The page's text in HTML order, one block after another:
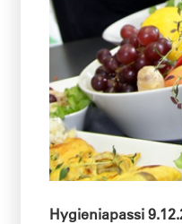
Hygieniapassi